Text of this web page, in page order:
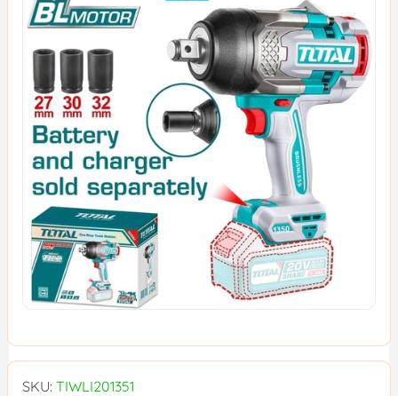
SKU: TIWLI201351